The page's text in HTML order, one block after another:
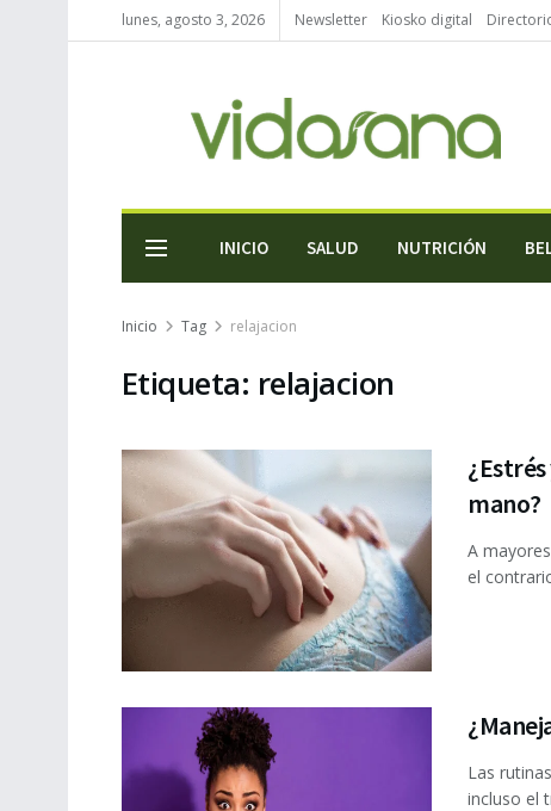
lunes, agosto 3, 2026 Newsletter Kiosko digital
INICIO SALUD NUTRICIÓN
Inicio Tag relajacion
Etiqueta: relajacion
mano?
A
el
Las
incluso el